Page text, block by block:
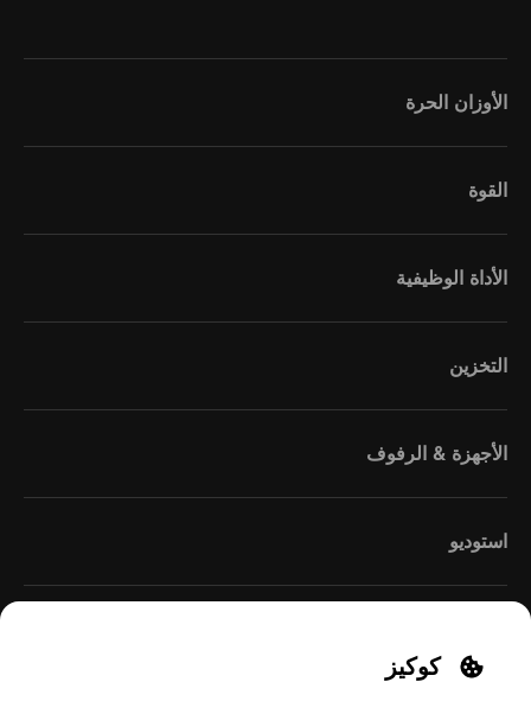
الأوزان الحرة
القوة
الأداة الوظيفية
التخزين
الأجهزة & الرفوف
استوديو
كوكيز